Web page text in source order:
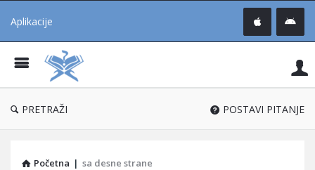
Aplikacije
®
PRETRAŽI POSTAVI PITANJE
Početna | sa desne strane